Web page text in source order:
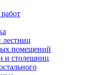
лестниц
помещений
и столешниц